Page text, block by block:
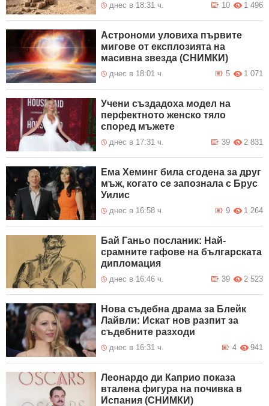
днес в 18:31 ч. 1 496
10
Астрономи уловиха първите
мигове от експлозията на
масивна звезда (СНИМКИ)
днес в 18:01 ч. 1 071
5
Учени създадоха модел на
перфектното женско тяло
според мъжете
днес в 17:31 ч. 2 831
39
Ема Хеминг била сгодена за друг
мъж, когато се запознала с Брус
Уилис
днес в 16:58 ч. 1 264
9
Бай Ганьо посланик: Най-
срамните гафове на българската
дипломация
днес в 16:46 ч. 2 523
39
Нова съдебна драма за Блейк
Лайвли: Искат нов разпит за
съдебните разходи
днес в 16:31 ч. 941
4
Леонардо ди Каприо показа
вталена фигура на почивка в
Испания (СНИМКИ)